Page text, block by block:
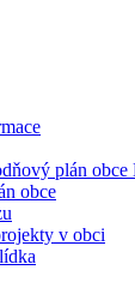
plán
obce
v obci